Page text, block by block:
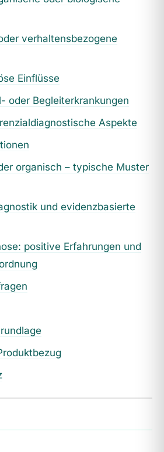
verhaltensbezogene
Einflüsse
oder Begleiterkrankungen
Aspekte
organisch – typische Muster
und evidenzbasierte
positive Erfahrungen und